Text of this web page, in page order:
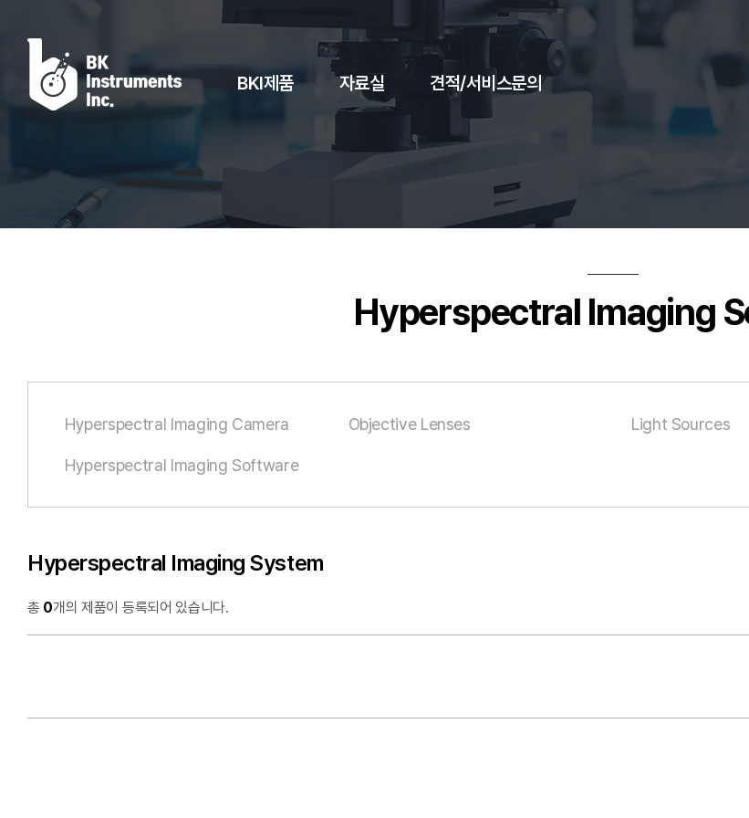
BKI제품 자료실 견적/서비스문의
Hyperspectral Imaging
Hyperspectral Imaging Camera Objective Lenses Light Sources
Hyperspectral Imaging Software
Hyperspectral Imaging System
총 0개의 제품이 등록되어 있습니다.